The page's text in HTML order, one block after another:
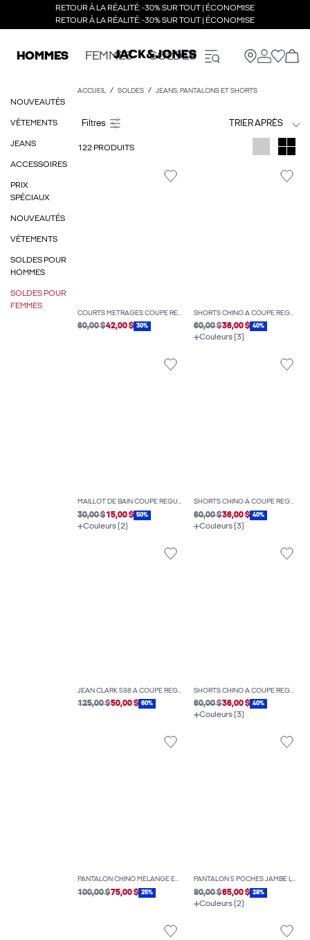
RETOUR À LA RÉALITÉ: -30% SUR TOUT | ÉCONOMISE
RETOUR À LA RÉALITÉ: -30% SUR TOUT | ÉCONOMISE
HOMMES FEMMES SOLDES
NOUVEAUTÉS
VÊTEMENTS
JEANS
ACCESSOIRES
PRIX
SPÉCIAUX
NOUVEAUTÉS
VÊTEMENTS
SOLDES POUR
HOMMES
SOLDES POUR
FEMMES
ACCUEIL SOLDES JEANS, PANTALONS ET SHORTS
TRIER APRÈS
122 PRODUITS
COURTS MÉTRAGES COUPE RÉGULIÈRE TAILLE MOYENNE
60,00 $42,00 $ 30%
SHORTS CHINO À COUPE RÉGULIÈRE
60,00 $36,00 $ 40%
Couleurs (3)
MAILLOT DE BAIN COUPE RÉGULIÈRE
30,00 $15,00 $ 50%
Couleurs (2)
SHORTS CHINO À COUPE RÉGULIÈRE
60,00 $36,00 $ 40%
Couleurs (3)
JEAN CLARK 598 À COUPE RÉGULIÈRE
125,00 $50,00 $ 60%
SHORTS CHINO À COUPE RÉGULIÈRE
60,00 $36,00 $ 40%
Couleurs (3)
PANTALON CHINO MÉLANGE EN LIN COUPE RÉGULIÈRE
100,00 $75,00 $ 25%
PANTALON 5 POCHES JAMBE LARGE
90,00 $65,00 $ 28%
Couleurs (2)